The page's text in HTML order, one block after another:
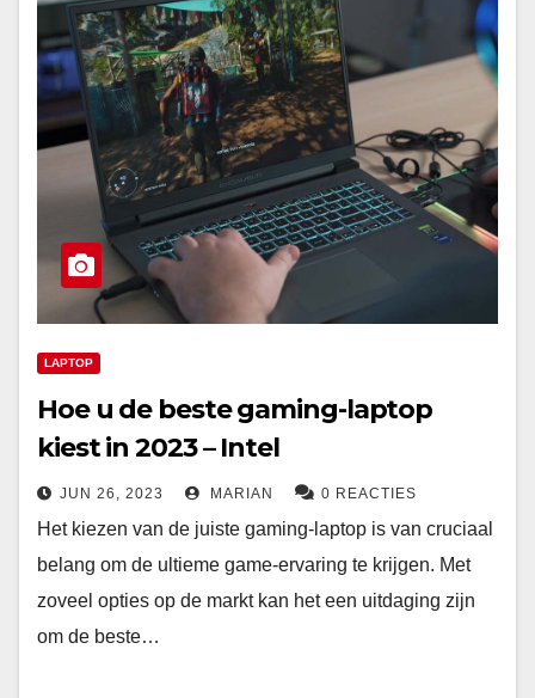
LAPTOP
Hoe u de beste gaming-laptop
kiest in 2023 – Intel
JUN 26, 2023 MARIAN 0 REACTIES
Het kiezen van de juiste gaming-laptop is van cruciaal
belang om de ultieme game-ervaring te krijgen. Met
zoveel opties op de markt kan het een uitdaging zijn
om de beste…